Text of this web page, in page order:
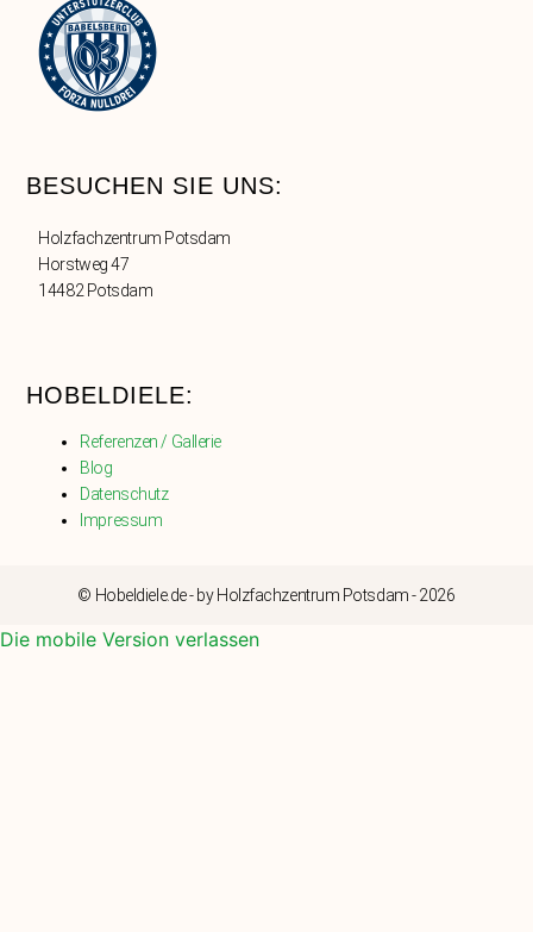
BESUCHEN SIE UNS:
Holzfachzentrum Potsdam
Horstweg 47
14482 Potsdam
HOBELDIELE:
Referenzen / Gallerie
Blog
Datenschutz
Impressum
© Hobeldiele.de - by Holzfachzentrum Potsdam - 2026
Die mobile Version verlassen